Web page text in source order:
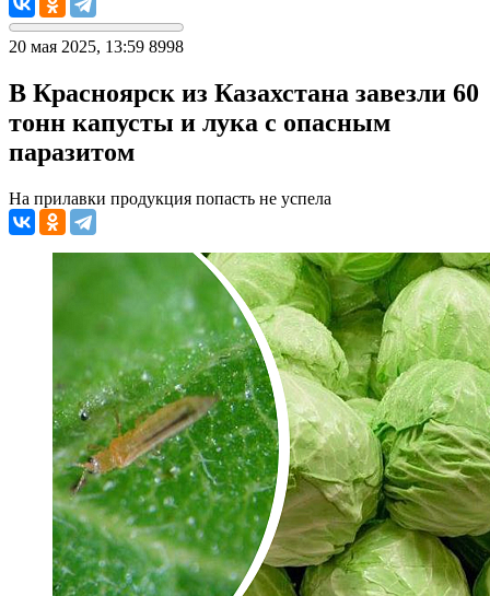
20 мая 2025, 13:59 8998
В Красноярск из Казахстана завезли 60
тонн капусты и лука с опасным
паразитом
На прилавки продукция попасть не успела